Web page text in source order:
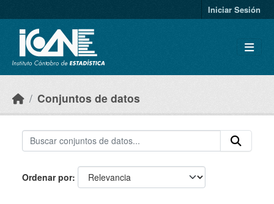
Iniciar Sesión
Conjuntos de datos
Ordenar por